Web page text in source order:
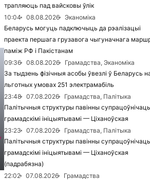
трапляюць пад вайсковы ўлік
10:04
08.08.2026
Эканоміка
Беларусь могуць падключыць да рэалізацыі
праекта першага грузавога чыгуначнага
паміж РФ і Пакістанам
09:36
08.08.2026
Грамадства, Эканоміка
За тыдзень фізічныя асобы ўвезлі ў Беларусь
льготных умовах 251 электрамабіль
23:48
07.08.2026
Грамадства, Палітыка
Палітычныя структуры павінны
грамадскімі ініцыятывамі — Ціханоўская
23:23
07.08.2026
Грамадства, Палітыка
Палітычныя структуры павінны
грамадскімі ініцыятывамі — Ціханоўская
(падрабязна)
22:02
07.08.2026
Грамадства